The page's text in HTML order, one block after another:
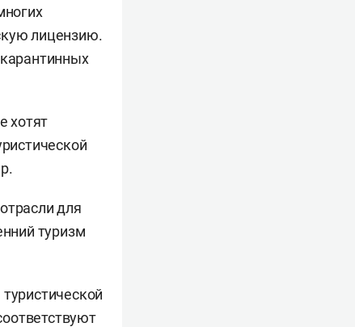
лицензию.
хотят
для
туризм